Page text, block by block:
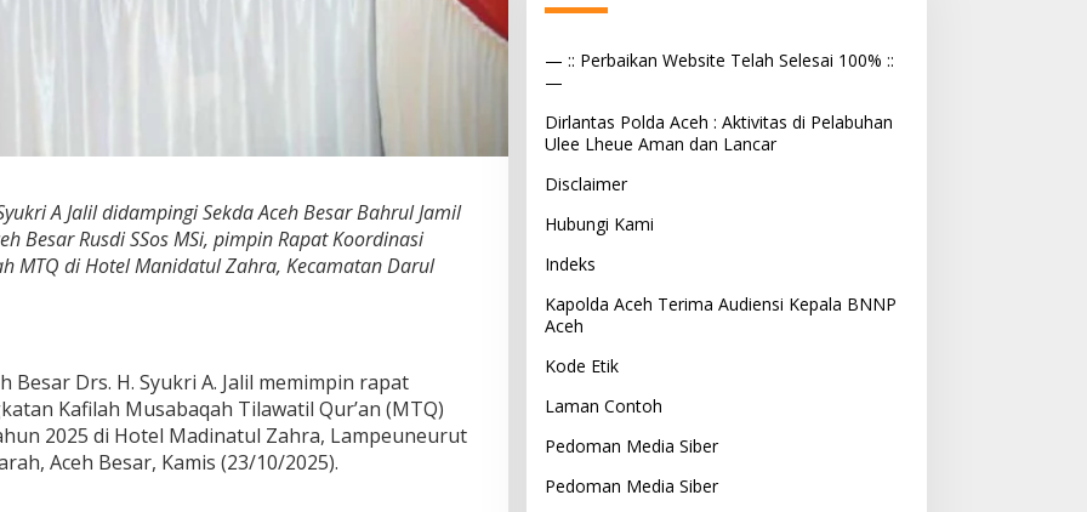
A Jalil didampingi Sekda Aceh Besar Bahrul Jamil
Besar Rusdi SSos MSi, pimpin Rapat Koordinasi
MTQ di Hotel Manidatul Zahra, Kecamatan Darul
Besar Drs. H. Syukri A. Jalil memimpin rapat
Kafilah Musabaqah Tilawatil Qur’an (MTQ)
2025 di Hotel Madinatul Zahra, Lampeuneurut
Aceh Besar, Kamis (23/10/2025).
— :: Perbaikan Website Telah Selesai 100% ::
—
Dirlantas Polda Aceh : Aktivitas di Pelabuhan
Ulee Lheue Aman dan Lancar
Disclaimer
Hubungi Kami
Indeks
Kapolda Aceh Terima Audiensi Kepala BNNP
Aceh
Kode Etik
Laman Contoh
Pedoman Media Siber
Pedoman Media Siber